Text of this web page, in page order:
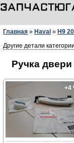
Главная » Haval » H9
Другие детали категории
Ручка
+4